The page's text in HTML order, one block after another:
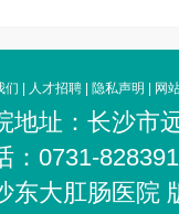
们 人才招聘 隐私声明 网
地址：长沙市
：0731-
东大肛肠医院